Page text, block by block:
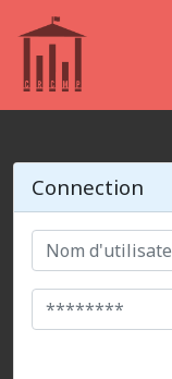
Connection